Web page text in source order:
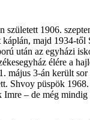
született 1906.
majd 1934-
után az egyházi
élére a
május 3-án került
Shvoy püspök
– de még